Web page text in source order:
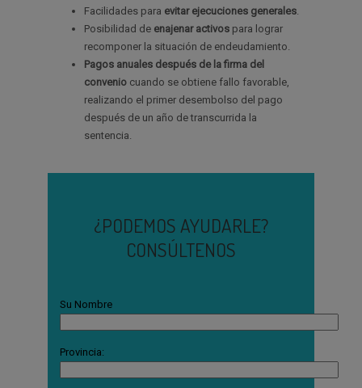
Facilidades para evitar ejecuciones generales.
Posibilidad de enajenar activos para lograr
recomponer la situación de endeudamiento.
Pagos anuales después de la firma del
convenio cuando se obtiene fallo favorable,
realizando el primer desembolso del pago
después de un año de transcurrida la
sentencia.
¿PODEMOS AYUDARLE?
CONSÚLTENOS
Su Nombre
Provincia: